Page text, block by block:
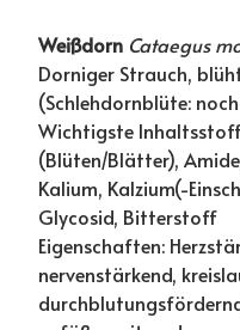
Weißdorn Cataegus
Dorniger Strauch,
(Schlehdornblüte:
Wichtigste
(Blüten/Blätter),
Kalium, Kalzium(-
Glycosid, Bitterstoff
Eigenschaften:
nervenstärkend,